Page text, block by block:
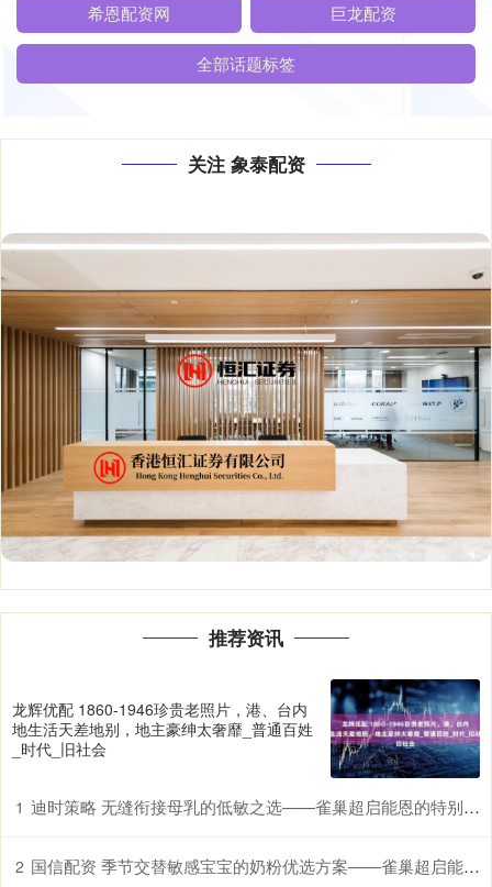
希恩配资网 巨龙配资
全部话题标签
关注 象泰配资
推荐资讯
龙辉优配 1860-1946珍贵老照片，港、台内
地生活天差地别，地主豪绅太奢靡_普通百姓
_时代_旧社会
1 迪时策略 无缝衔接母乳的低敏之选——雀巢超启能恩的特别优势
2 国信配资 季节交替敏感宝宝的奶粉优选方案——雀巢超启能恩，守护脆弱肠胃